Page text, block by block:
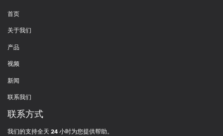
首页
关于我们
产品
视频
新闻
联系我们
联系方式
我们的支持全天 24 小时为您提供帮助。